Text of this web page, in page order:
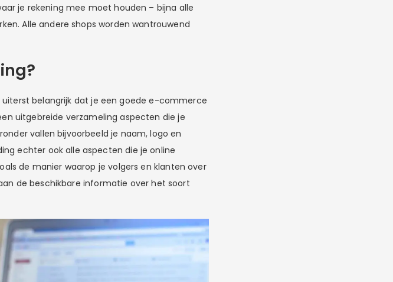
je rekening mee moet houden – bijna alle
Alle andere shops worden wantrouwend
belangrijk dat je een goede e-commerce
uitgebreide verzameling aspecten die je
vallen bijvoorbeeld je naam, logo en
echter ook alle aspecten die je online
de manier waarop je volgers en klanten over
de beschikbare informatie over het soort